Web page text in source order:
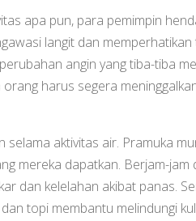
apa pun, para pemimpin
langit dan
angin yang tiba-tiba
harus segera
selama aktivitas air. Pramuka
mereka dapatkan. Berjam-
dan kelelahan akibat panas.
topi membantu melindungi